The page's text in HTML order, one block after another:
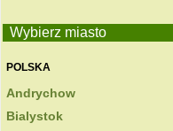
Wybierz miasto
POLSKA
Andrychow
Bialystok